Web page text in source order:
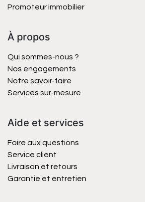
Promoteur immobilier
À propos
Qui sommes-nous ?
Nos engagements
Notre savoir-faire
Services sur-mesure
Aide et services
Foire aux questions
Service client
Livraison et retours
Garantie et entretien